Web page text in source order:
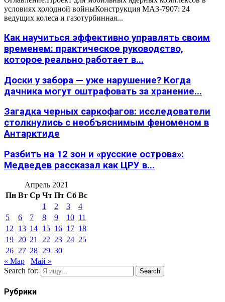
условиях холодной войныКонструкция МАЗ-7907: 24
ведущих колеса и газотурбинная...
Как научиться эффективно управлять своим
временем: практическое руководство,
которое реально работает в...
Доски у забора — уже нарушение? Когда
дачника могут оштрафовать за хранение...
Загадка черных саркофагов: исследователи
столкнулись с необъяснимым феноменом в
Антарктиде
Разбить на 12 зон и «русские острова»:
Медведев рассказал как ЦРУ в...
Апрель 2021
Пн Вт Ср Чт Пт Сб Вс
1
2 3
4
5
6 7 8 9 10 11
12
13 14 15 16 17 18
19 20 21 22 23 24 25
26 27 28 29 30
« Мар
Май »
Search for:
Search
Рубрики